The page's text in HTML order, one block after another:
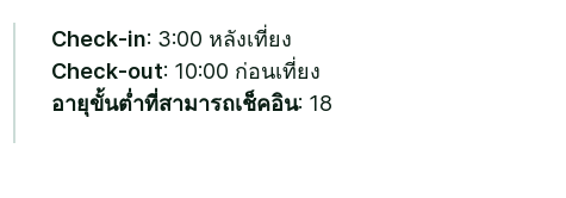
Check-in: 3:00 หลังเที่ยง
Check-out: 10:00 ก่อนเที่ยง
อายุขั้นต่ำที่สามารถเช็คอิน: 18